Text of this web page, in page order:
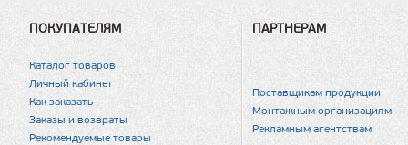
ПОКУПАТЕЛЯМ
Каталог товаров
Личный кабинет
Как заказать
Заказы и возвраты
Рекомендуемые товары
ПАРТНЕРАМ
Поставщикам продукции
Монтажным организациям
Рекламным агентствам